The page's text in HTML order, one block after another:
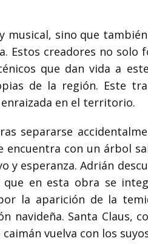
sino que
Estos creadores no solo
que dan vida a
de la región. Este
en el territorio.
separarse
encuentra con un árbol
esperanza. Adrián
en esta obra se
la aparición de la
navideña. Santa Claus,
vuelva con los